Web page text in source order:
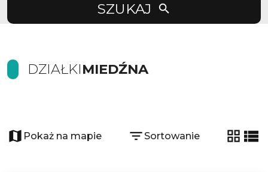
SZUKAJ
DZIAŁKIMIEDŹNA
Pokaż na mapie Sortowanie
tabela